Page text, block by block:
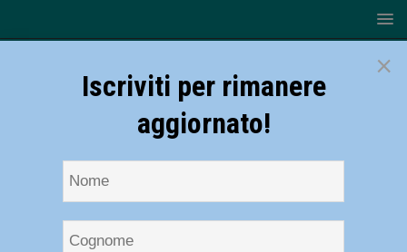
×
Iscriviti per rimanere
aggiornato!